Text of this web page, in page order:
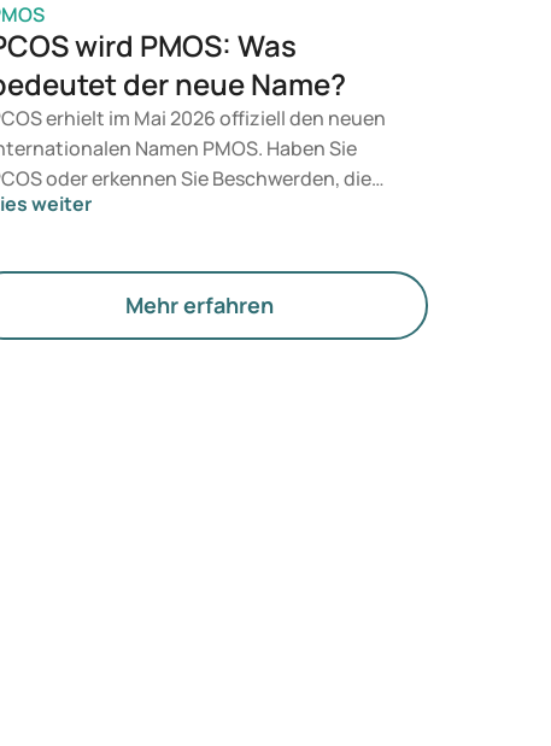
wird PMOS: Was
der neue Name?
erhielt im Mai 2026 offiziell den neuen
Namen PMOS. Haben Sie
oder erkennen Sie Beschwerden, die
passen? Medizinisch ändert sich
Gewicht auf Hormone, den Stoffwechsel
und die Funktion der Eierstöcke.
weiter
Mehr erfahren